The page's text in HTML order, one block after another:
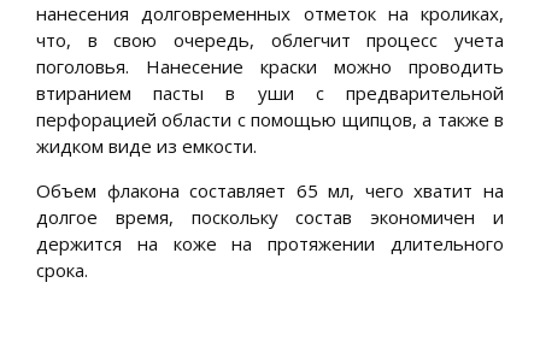
нанесения долговременных отметок на кроликах,
что, в свою очередь, облегчит процесс учета
поголовья. Нанесение краски можно проводить
втиранием пасты в уши с предварительной
перфорацией области с помощью щипцов, а также в
жидком виде из емкости.
Объем флакона составляет 65 мл, чего хватит на
долгое время, поскольку состав экономичен и
держится на коже на протяжении длительного
срока.